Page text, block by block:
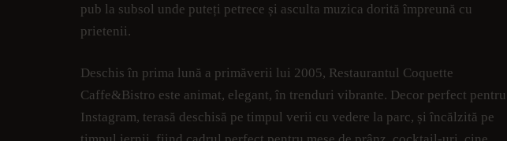
pub la subsol unde puteți petrece și asculta muzica dorită împreună cu
prietenii.
Deschis în prima lună a primăverii lui 2005, Restaurantul Coquette
Caffe&Bistro este animat, elegant, în trenduri vibrante. Decor perfect pentru
Instagram, terasă deschisă pe timpul verii cu vedere la parc, și încălzită pe